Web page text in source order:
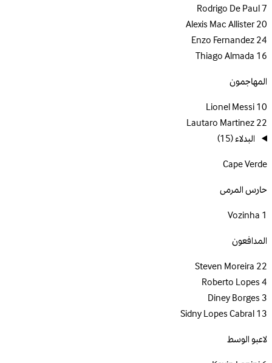
7
Rodrigo De Paul
20
Alexis Mac Allister
24
Enzo Fernandez
16
Thiago Almada
المهاجمون
10
Lionel Messi
22
Lautaro Martinez
البدلاء(15)
Cape Verde
حارس المرمى
1
Vozinha
المدافعون
22
Steven Moreira
4
Roberto Lopes
3
Diney Borges
13
Sidny Lopes Cabral
لاعبو الوسط